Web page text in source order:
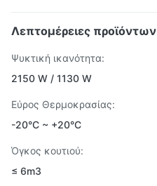
Λεπτομέρειες προϊόντων
Ψυκτική ικανότητα:
2150 W / 1130 W
Εύρος Θερμοκρασίας:
-20°C ~ +20°C
Όγκος κουτιού:
≤ 6m3